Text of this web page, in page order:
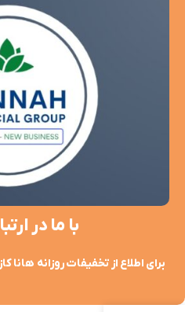
با ما در
برای اطلاع از تخفیفات روزانه هانا